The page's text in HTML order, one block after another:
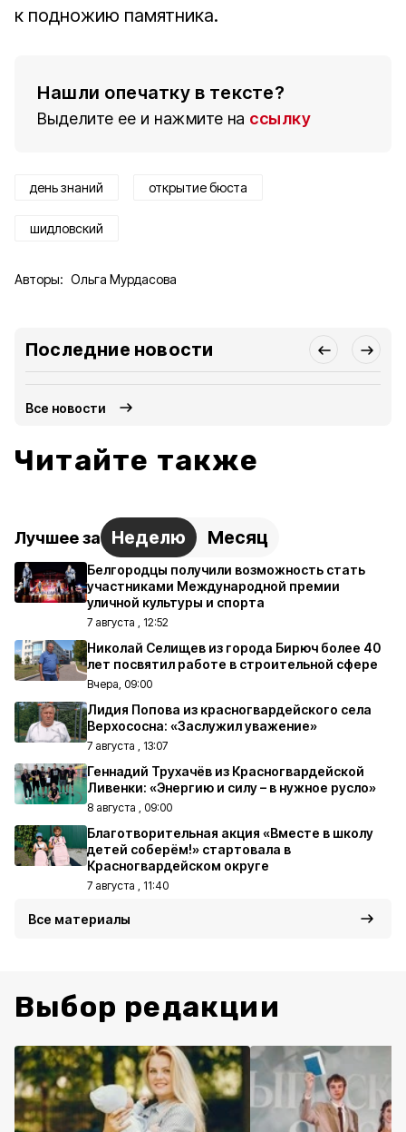
к подножию памятника.
Нашли опечатку в тексте?
Выделите ее и нажмите на ссылку
день знаний открытие бюста
шидловский
Авторы: Ольга Мурдасова
Последние новости
Все новости
Читайте также
Лучшее за Неделю Месяц
Белгородцы получили возможность стать
участниками Международной премии
уличной культуры и спорта
7 августа , 12:52
Николай Селищев из города Бирюч более 40
лет посвятил работе в строительной сфере
Вчера, 09:00
Лидия Попова из красногвардейского села
Верхососна: «Заслужил уважение»
7 августа , 13:07
Геннадий Трухачёв из Красногвардейской
Ливенки: «Энергию и силу – в нужное русло»
8 августа , 09:00
Благотворительная акция «Вместе в школу
детей соберём!» стартовала в
Красногвардейском округе
7 августа , 11:40
Все материалы
Выбор редакции